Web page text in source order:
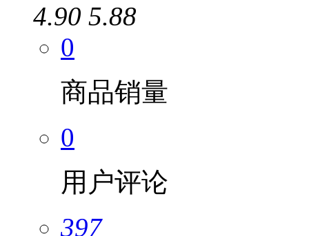
4.90 5.88
0
商品销量
0
用户评论
397